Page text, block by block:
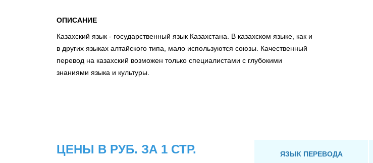
ОПИСАНИЕ
Казахский язык - государственный язык Казахстана. В казахском языке, как и
в других языках алтайского типа, мало используются союзы. Качественный
перевод на казахский возможен только специалистами с глубокими
знаниями языка и культуры.
ЦЕНЫ В РУБ. ЗА 1 СТР.
ЯЗЫК ПЕРЕВОДА